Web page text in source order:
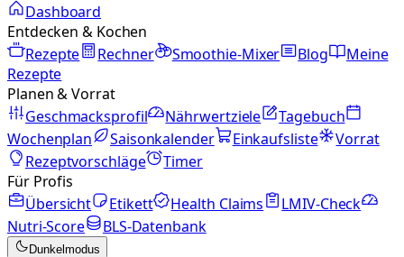
Dashboard
Entdecken & Kochen
Rezepte
Rechner Smoothie-Mixer Blog
Meine
Rezepte
Planen & Vorrat
Geschmacksprofil
Nährwertziele
Tagebuch
Wochenplan
Saisonkalender Einkaufsliste
Vorrat
Rezeptvorschläge
Timer
Für Profis
Übersicht
Etikett Health Claims
LMIV-Check
Nutri-Score
BLS-Datenbank
Dunkelmodus